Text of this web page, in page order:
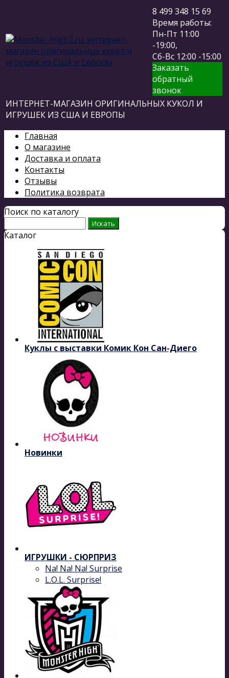
8 499 348 15 69
Время работы:
Пн-Пт 11:00
-19:00,
Сб-Вс 12:00 -15:00
Заказать
обратный
звонок
ИНТЕРНЕТ-МАГАЗИН ОРИГИНАЛЬНЫХ КУКОЛ И
ИГРУШЕК ИЗ США И ЕВРОПЫ
Главная
О магазине
Доставка и оплата
Контакты
Отзывы
Политика возврата
Поиск по каталогу
Каталог
Куклы с выставки Комик Кон Сан-Диего
Новинки
ИГРУШКИ - СЮРПРИЗ
Na! Na! Na! Surprise
L.O.L. Surprise!